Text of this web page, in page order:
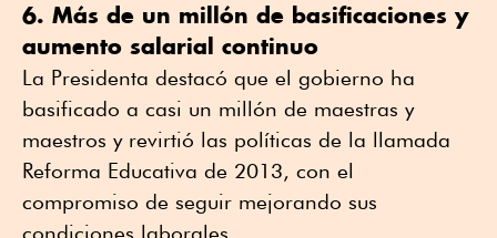
6. Más de un millón de basificaciones y
aumento salarial continuo
La Presidenta destacó que el gobierno ha
basificado a casi un millón de maestras y
maestros y revirtió las políticas de la llamada
Reforma Educativa de 2013, con el
compromiso de seguir mejorando sus
condiciones laborales.